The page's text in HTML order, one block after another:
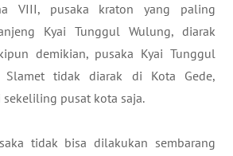
VIII, pusaka kraton yang paling
Kyai Tunggul Wulung, diarak
demikian, pusaka Kyai Tunggul
tidak diarak di Kota Gede,
pusat kota saja.
tidak bisa dilakukan sembarang